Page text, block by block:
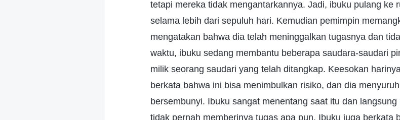
tetapi mereka tidak mengantarkannya. Jadi, ibuku pulang ke
selama lebih dari sepuluh hari. Kemudian pemimpin
mengatakan bahwa dia telah meninggalkan tugasnya dan
waktu, ibuku sedang membantu beberapa saudara-saudari
milik seorang saudari yang telah ditangkap. Keesokan
berkata bahwa ini bisa menimbulkan risiko, dan dia
bersembunyi. Ibuku sangat menentang saat itu dan
tidak pernah memberinya tugas apa pun. Ibuku juga berkata